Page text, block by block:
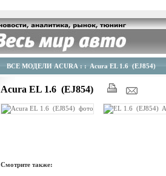
ВСЕ МОДЕЛИ ACURA : : Acura EL 1.6 (EJ854)
Acura EL 1.6 (EJ854)
Смотрите также: